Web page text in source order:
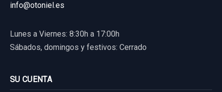
info@otoniel.es
Lunes a Viernes: 8:30h a 17:00h
Sábados, domingos y festivos: Cerrado
SU CUENTA